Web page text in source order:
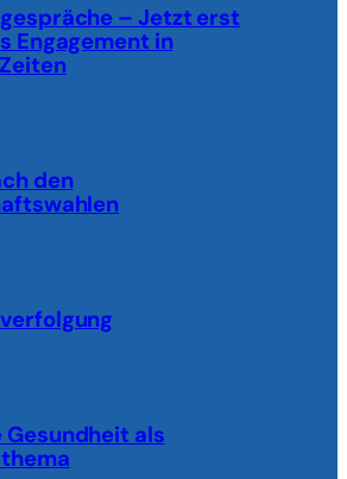
– Jetzt erst
Engagement in
den
als